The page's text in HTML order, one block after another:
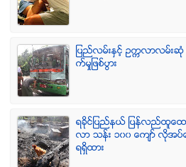
ျပည္လမ္းႏွင့္ ဥကၠလာလမ္းဆုံ
က္မႈျဖစ္ပြား
ရခုိင္ျပည္နယ္ ျပန္လည္ထူေထာ
လာ သန္း ၁၀၀ ေက်ာ္ လုိအပ္ေ
ရရွိထား